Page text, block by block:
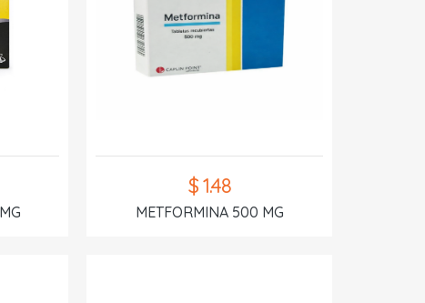
$ 1.48
METFORMINA 500 MG